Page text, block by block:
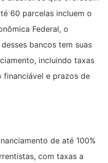
60 parcelas incluem o
Federal, o
bancos tem suas
incluindo taxas
financiável e prazos de
de até 100%
com taxas a